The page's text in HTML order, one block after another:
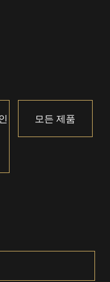
모든 제품